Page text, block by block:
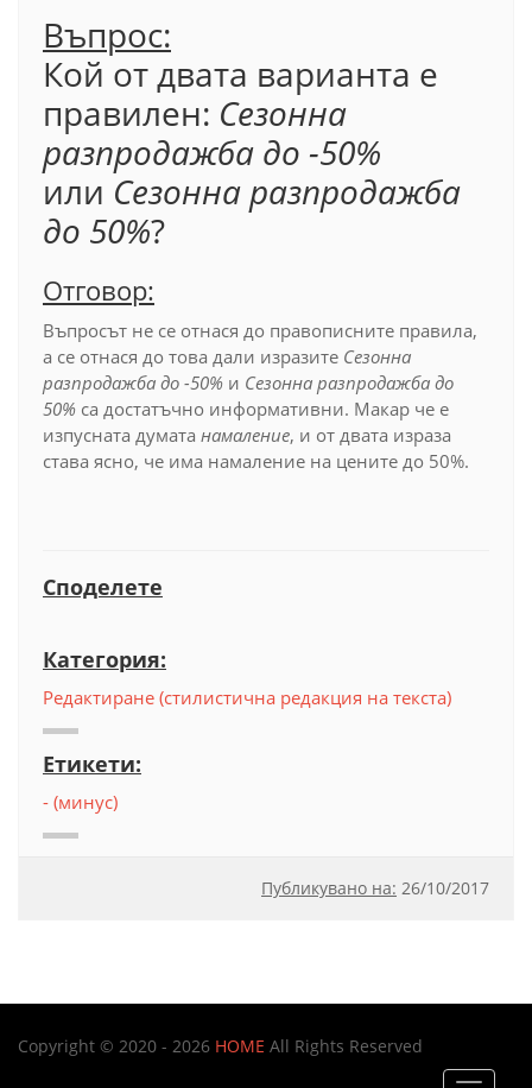
Въпрос:
Кой от двата варианта е
правилен: Сезонна
разпродажба до -50%
или Сезонна разпродажба
до 50%?
Отговор:
Въпросът не се отнася до правописните правила,
а се отнася до това дали изразите Сезонна
разпродажба до -50% и Сезонна разпродажба до
50% са достатъчно информативни. Макар че е
изпусната думата намаление, и от двата израза
става ясно, че има намаление на цените до 50%.
Споделете
Категория:
Редактиране (стилистична редакция на текста)
Етикети:
- (минус)
Публикувано на: 26/10/2017
Copyright © 2020 - 2026 HOME All Rights Reserved